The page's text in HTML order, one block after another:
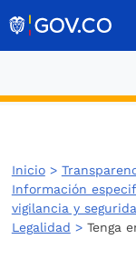
Inicio>
Información
vigilancia y
Legalidad > Tenga